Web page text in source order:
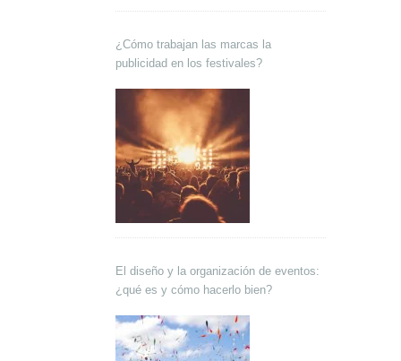
¿Cómo trabajan las marcas la
publicidad en los festivales?
El diseño y la organización de eventos:
¿qué es y cómo hacerlo bien?